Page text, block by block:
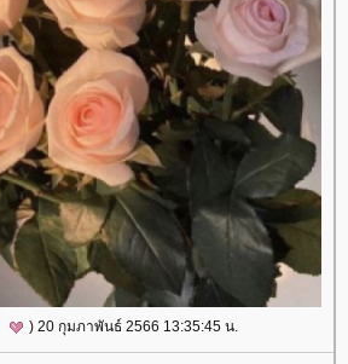
) 20 กุมภาพันธ์ 2566 13:35:45 น.